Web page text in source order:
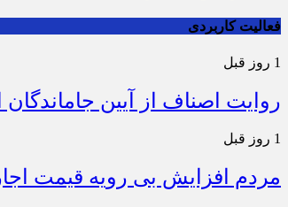
فعالیت کاربردی
1 روز قبل
روایت اصناف از آیین جاماندگان
1 روز قبل
مردم افزایش بی رویه قیمت